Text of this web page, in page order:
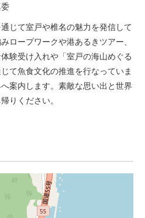
委
じて室戸や椎名の魅力を発信して
ロープワークや港あるきツアー、
験受け入れや「室戸の海山めぐる
て魚食文化の推進を行なっていま
案内します。素敵な思い出と世界
りください。